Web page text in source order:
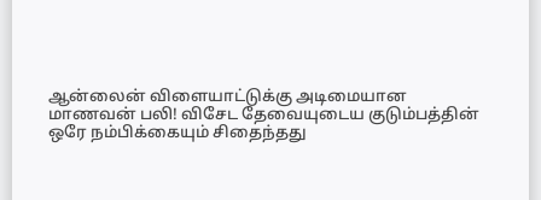
ஆன்லைன் விளையாட்டுக்கு அடிமையான
மாணவன் பலி! விசேட தேவையுடைய குடும்பத்தின்
ஒரே நம்பிக்கையும் சிதைந்தது